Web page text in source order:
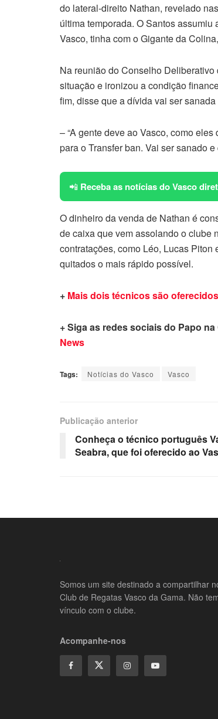
do lateral-direito Nathan, revelado
última temporada. O Santos
Vasco, tinha com o Gigante da
Na reunião do Conselho
situação e ironizou a condição
fim, disse que a dívida vai ser sanada
– “A gente deve ao Vasco, como
para o Transfer ban. Vai ser sanado
📲 Receba as notícias do Vasco
O dinheiro da venda de Nathan é
de caixa que vem assolando o clube
contratações, como Léo, Lucas
quitados o mais rápido possível.
+ Mais dois técnicos são
+ Siga as redes sociais do Papo
News
Tags: Notícias do Vasco Vasco
Publicação anterior
Conheça o técnico português
Seabra, que foi oferecido ao
Somos um site destinado a compartilhar
Club de Regatas Vasco da Gama. Não
vínculo com o clube.
Acompanhe-nos